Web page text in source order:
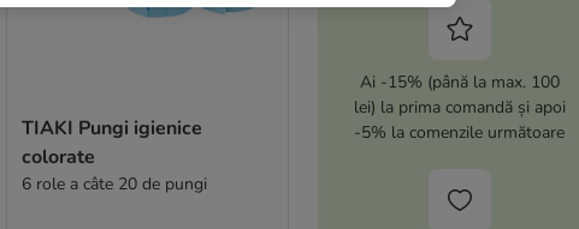
TIAKI Pungi igienice
colorate
6 role a câte 20 de pungi
Ai -15% (până la max. 100
lei) la prima comandă și apoi
-5% la comenzile următoare